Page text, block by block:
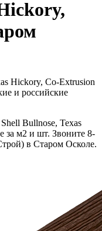
Hickory, Co-Extrusion
и российские
Bullnose, Texas
за м2 и шт. Звоните 8-
в Старом Осколе.